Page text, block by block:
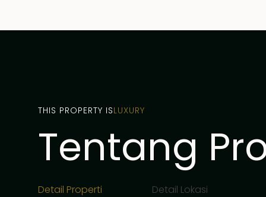
THIS PROPERTY ISLUXURY
Tentang
Detail Properti Detail Lokasi